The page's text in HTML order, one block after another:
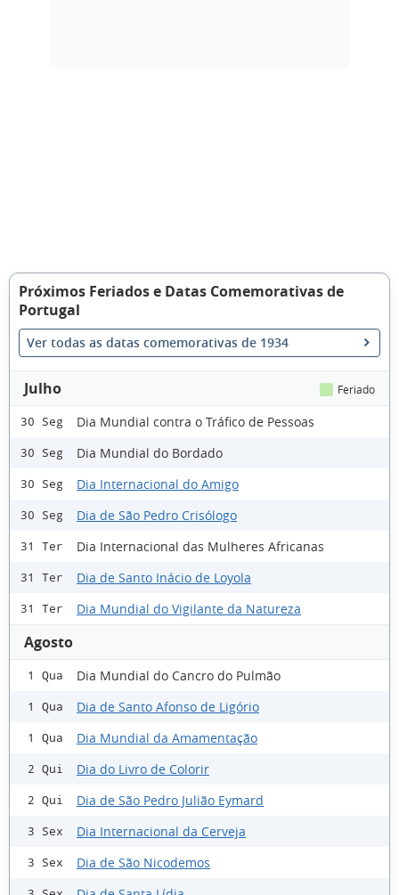
Próximos Feriados e Datas Comemorativas de
Portugal
Ver todas as datas comemorativas de 1934
Julho Feriado
30 Seg Dia Mundial contra o Tráfico de Pessoas
30 Seg Dia Mundial do Bordado
30 Seg Dia Internacional do Amigo
30 Seg Dia de São Pedro Crisólogo
31 Ter Dia Internacional das Mulheres Africanas
31 Ter Dia de Santo Inácio de Loyola
31 Ter Dia Mundial do Vigilante da Natureza
Agosto
1 Qua Dia Mundial do Cancro do Pulmão
1 Qua Dia de Santo Afonso de Ligório
1 Qua Dia Mundial da Amamentação
2 Qui Dia do Livro de Colorir
2 Qui Dia de São Pedro Julião Eymard
3 Sex Dia Internacional da Cerveja
3 Sex Dia de São Nicodemos